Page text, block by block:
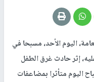
اليوم الأحد، مسبحا في
إثر حادث غرق الطفل
توفي صباح اليوم متأثرا بمضاعفات